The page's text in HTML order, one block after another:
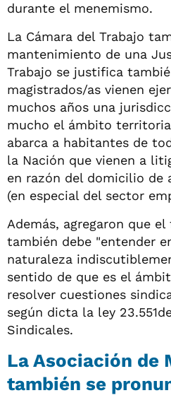
durante el menemismo.
La Cámara del Trabajo
mantenimiento de una
Trabajo se justifica
magistrados/as vienen
muchos años una
mucho el ámbito
abarca a habitantes de
la Nación que vienen a
en razón del domicilio de
(en especial del sector
Además, agregaron que
también debe "entender
naturaleza
sentido de que es el
resolver cuestiones
según dicta la ley
Sindicales.
La Asociación de
también se